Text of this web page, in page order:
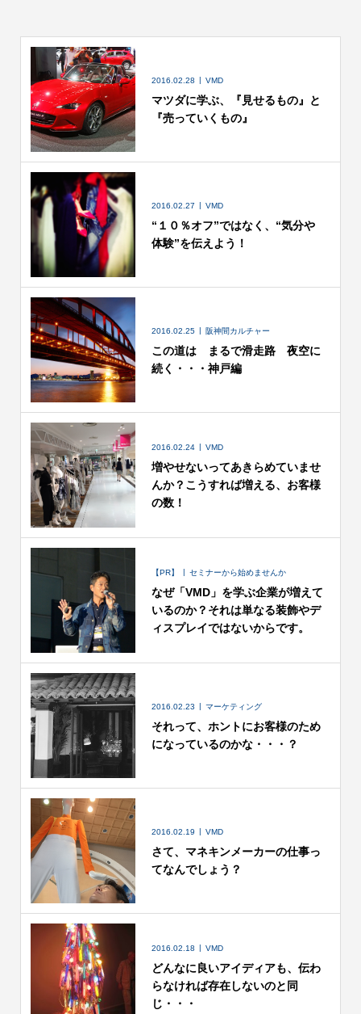
2016.02.28 VMD
マツダに学ぶ、『見せるもの』と
『売っていくもの』
2016.02.27 VMD
“１０％オフ”ではなく、“気分や
体験”を伝えよう！
2016.02.25 阪神間カルチャー
この道は まるで滑走路 夜空に
続く・・・神戸編
2016.02.24 VMD
増やせないってあきらめていませ
んか？こうすれば増える、お客様
の数！
【PR】 セミナーから始めませんか
なぜ「VMD」を学ぶ企業が増えて
いるのか？それは単なる装飾やデ
ィスプレイではないからです。
2016.02.23 マーケティング
それって、ホントにお客様のため
になっているのかな・・・？
2016.02.19 VMD
さて、マネキンメーカーの仕事っ
てなんでしょう？
2016.02.18 VMD
どんなに良いアイディアも、伝わ
らなければ存在しないのと同
じ・・・